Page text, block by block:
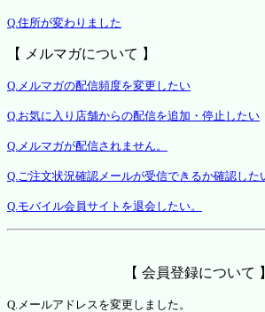
Q.住所が変わりました
【 メルマガについて 】
Q.メルマガの配信頻度を変更したい
Q.お気に入り店舗からの配信を追加・停止したい
Q.メルマガが配信されません。
Q.ご注文状況確認メールが受信できるか確認した
Q.モバイル会員サイトを退会したい。
【 会員登録について 】
Q.メールアドレスを変更しました。